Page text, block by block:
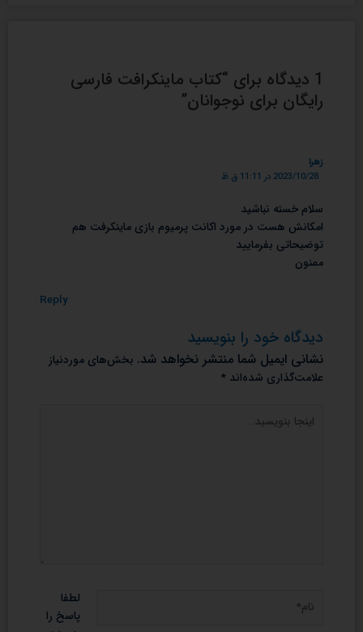
1 دیدگاه برای “کتاب ماینکرافت فارسی
رایگان برای نوجوانان”
زهرا
2023/10/28 در 11:11 ق.ظ
سلام خسته نباشید
امکانش هست در مورد اکانت پرمیوم بازی ماینکرفت هم
توضیحاتی بفرمایید
ممنون
Reply
دیدگاه‌ خود را بنویسید
نشانی ایمیل شما منتشر نخواهد شد. بخش‌های موردنیاز
علامت‌گذاری شده‌اند *
بنویسید..
لطفا
پاسخ را